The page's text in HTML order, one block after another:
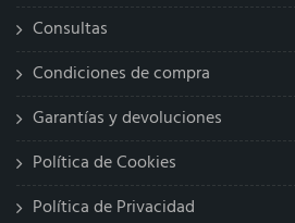
Consultas
Condiciones de compra
Garantías y devoluciones
Política de Cookies
Política de Privacidad